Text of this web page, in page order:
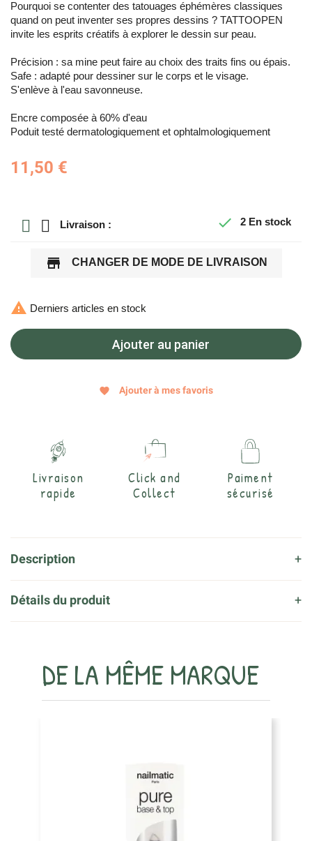
Pourquoi se contenter des tatouages éphémères classiques
quand on peut inventer ses propres dessins ? TATTOOPEN
invite les esprits créatifs à explorer le dessin sur peau.
Précision : sa mine peut faire au choix des traits fins ou épais.
Safe : adapté pour dessiner sur le corps et le visage.
S'enlève à l'eau savonneuse.
Encre composée à 60% d'eau
Poduit testé dermatologiquement et ophtalmologiquement
11,50 €
Livraison :  2 En stock
store CHANGER DE MODE DE LIVRAISON
 Derniers articles en stock
Ajouter au panier
favorite Ajouter à mes favoris
Livraison
rapide
Click and
Collect
Paiment
sécurisé
Description
Détails du produit
DE LA MÊME MARQUE